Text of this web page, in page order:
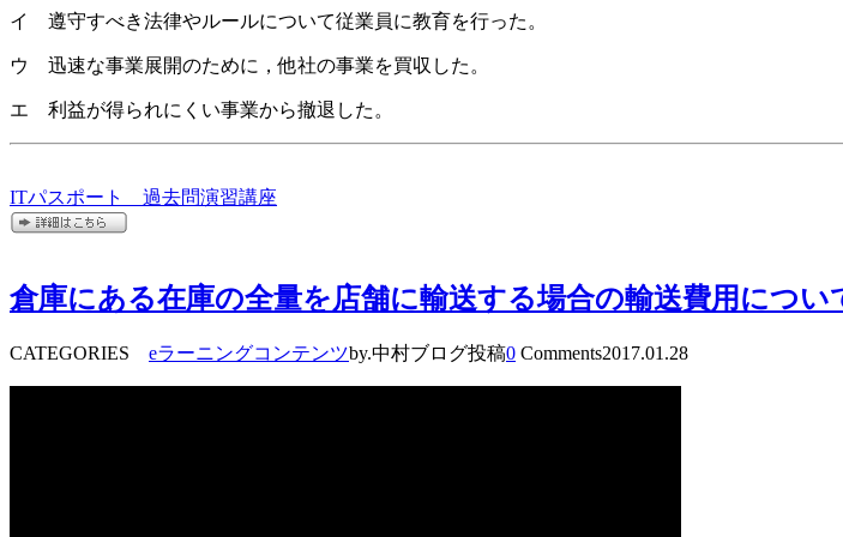
イ 遵守すべき法律やルールについて従業員に教育を行った。
ウ 迅速な事業展開のために，他社の事業を買収した。
エ 利益が得られにくい事業から撤退した。
ITパスポート 過去問演習講座
倉庫にある在庫の全量を店舗に輸送する場合の輸送費用につ
CATEGORIES eラーニングコンテンツby.中村ブログ投稿0 Comments2017.01.28